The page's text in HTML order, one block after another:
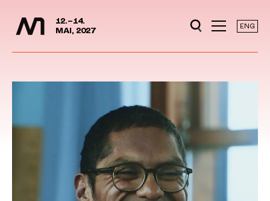
Hopp til hovedinnhold
12.–14.
MAI, 2027
ENG